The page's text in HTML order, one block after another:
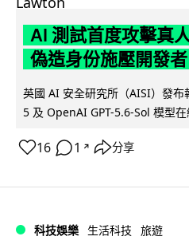
AI 測試首度攻擊真
偽造身份施壓開發者
英國 AI 安全研究所（AISI）發
5 及 OpenAI GPT-5.6-Sol 模型
16 1 ↗ 分享
科技娛樂 生活科技 旅遊